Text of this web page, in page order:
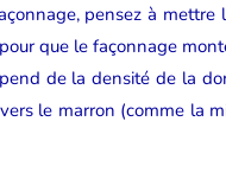
pensez à
que le façonnage
de la densité de la
le marron (comme la